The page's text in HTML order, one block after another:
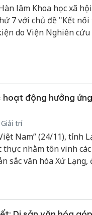
lâm Khoa học xã
7 với chủ đề "Kết
do Viện Nghiên
động hưởng
trí
Nam” (24/11), tỉnh
nhằm tôn vinh các
sắc văn hóa Xứ